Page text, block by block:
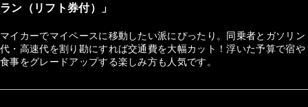
ラン（リフト券付）」
マイカーでマイペースに移動したい派にぴったり。同乗者とガソリン
代・高速代を割り勘にすれば交通費を大幅カット！浮いた予算で宿や
食事をグレードアップする楽しみ方も人気です。